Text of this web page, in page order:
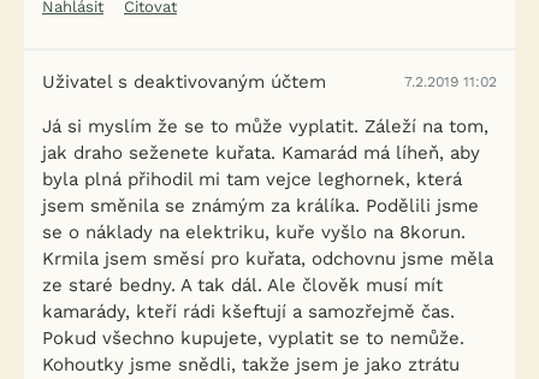
Nahlásit Citovat
Uživatel s deaktivovaným účtem 7.2.2019 11:02
Já si myslím že se to může vyplatit. Záleží na tom,
jak draho seženete kuřata. Kamarád má líheň, aby
byla plná přihodil mi tam vejce leghornek, která
jsem směnila se známým za králíka. Podělili jsme
se o náklady na elektriku, kuře vyšlo na 8korun.
Krmila jsem směsí pro kuřata, odchovnu jsme měla
ze staré bedny. A tak dál. Ale člověk musí mít
kamarády, kteří rádi kšeftují a samozřejmě čas.
Pokud všechno kupujete, vyplatit se to nemůže.
Kohoutky jsme snědli, takže jsem je jako ztrátu